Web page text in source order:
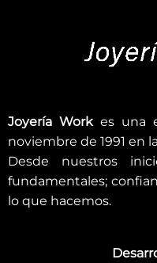
Joyería Workes una
noviembre de 1991 en
Desde nuestros
fundamentales;
lo que hacemos.